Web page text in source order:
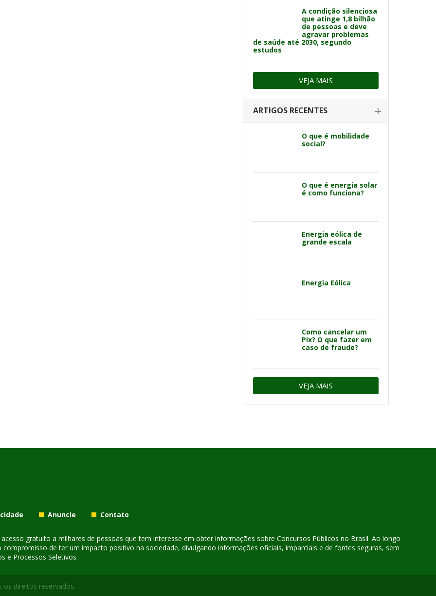
A condição silenciosa
que atinge 1,8 bilhão
de pessoas e deve
agravar problemas
de saúde até 2030, segundo
estudos
VEJA MAIS
ARTIGOS RECENTES
O que é mobilidade
social?
O que é energia solar
é como funciona?
Energia eólica de
grande escala
Energia Eólica
Como cancelar um
Pix? O que fazer em
caso de fraude?
VEJA MAIS
Anuncie Contato
gratuito a milhares de pessoas que tem interesse em obter informações sobre Concursos Públicos no Brasil. Ao longo
de ter um impacto positivo na sociedade, divulgando informações oficiais, imparciais e de fontes seguras, sem
e Processos Seletivos.
os direitos reservados.